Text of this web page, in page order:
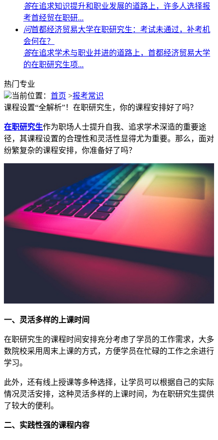
答在追求知识提升和职业发展的道路上，许多人选择报
考首经贸在职研...
问首都经济贸易大学在职研究生：考试未通过，补考机
会何在？
答在追求学术与职业并进的道路上，首都经济贸易大学
的在职研究生项...
热门专业
当前位置： 首页 >报考常识
课程设置“全解析”！在职研究生，你的课程安排好了吗？
在职研究生作为职场人士提升自我、追求学术深造的重要途
径，其课程设置的合理性和灵活性显得尤为重要。那么，面对
纷繁复杂的课程安排，你准备好了吗？
一、灵活多样的上课时间
在职研究生的课程时间安排充分考虑了学员的工作需求，大多
数院校采用周末上课的方式，方便学员在忙碌的工作之余进行
学习。
此外，还有线上授课等多种选择，让学员可以根据自己的实际
情况灵活安排，这种灵活多样的上课时间，为在职研究生提供
了较大的便利。
二、实践性强的课程内容